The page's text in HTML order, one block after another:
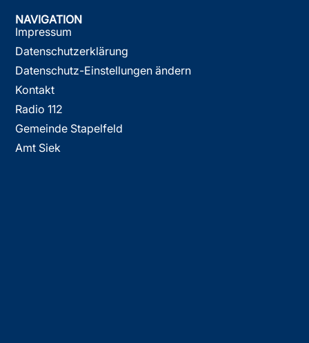
NAVIGATION
Impressum
Datenschutzerklärung
Datenschutz-Einstellungen ändern
Kontakt
Radio 112
Gemeinde Stapelfeld
Amt Siek